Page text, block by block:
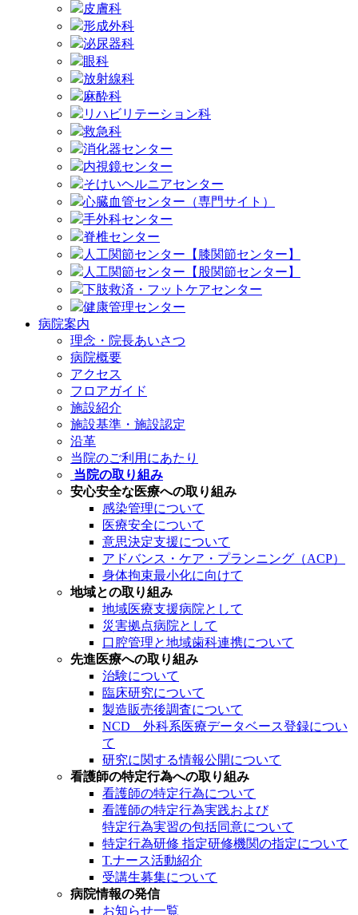
皮膚科
形成外科
泌尿器科
眼科
放射線科
麻酔科
リハビリテーション科
救急科
消化器センター
内視鏡センター
そけいヘルニアセンター
心臓血管センター（専門サイト）
手外科センター
脊椎センター
人工関節センター【膝関節センター】
人工関節センター【股関節センター】
下肢救済・フットケアセンター
健康管理センター
病院案内
理念・院長あいさつ
病院概要
アクセス
フロアガイド
施設紹介
施設基準・施設認定
沿革
当院のご利用にあたり
当院の取り組み
安心安全な医療への取り組み
感染管理について
医療安全について
意思決定支援について
アドバンス・ケア・プランニング（ACP）
身体拘束最小化に向けて
地域との取り組み
地域医療支援病院として
災害拠点病院として
口腔管理と地域歯科連携について
先進医療への取り組み
治験について
臨床研究について
製造販売後調査について
NCD 外科系医療データベース登録につい
て
研究に関する情報公開について
看護師の特定行為への取り組み
看護師の特定行為について
看護師の特定行為実践および
特定行為実習の包括同意について
特定行為研修 指定研修機関の指定について
T.ナース活動紹介
受講生募集について
病院情報の発信
お知らせ一覧